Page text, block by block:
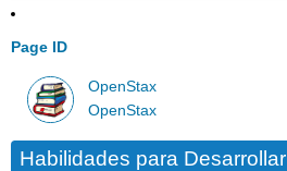
Page ID
OpenStax
OpenStax
Habilidades para Desarrollar